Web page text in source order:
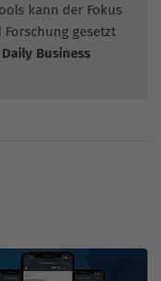
kann der Fokus
gesetzt
Business